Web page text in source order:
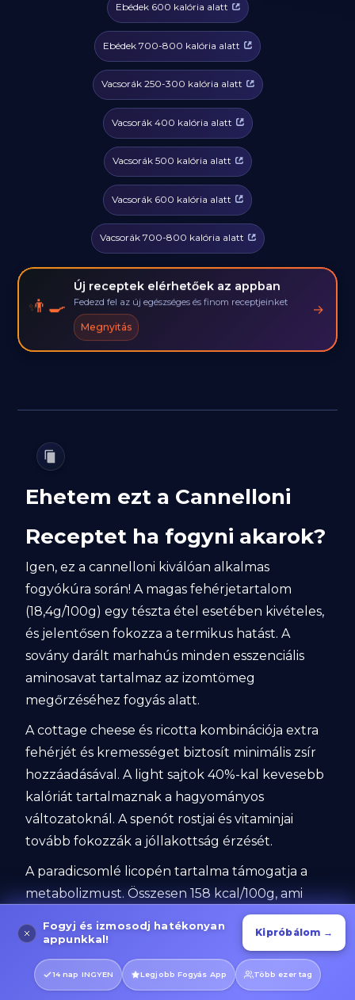
Ebédek 600 kalória alatt
Ebédek 700-800 kalória alatt
Vacsorák 250-300 kalória alatt
Vacsorák 400 kalória alatt
Vacsorák 500 kalória alatt
Vacsorák 600 kalória alatt
Vacsorák 700-800 kalória alatt
👨‍🍳
Új receptek elérhetőek az appban
Fedezd fel az új egészséges és finom receptjeinket
Megnyitás
→
Ehetem ezt a Cannelloni
Receptet ha fogyni akarok?
Igen, ez a cannelloni kiválóan alkalmas
fogyókúra során! A magas fehérjetartalom
(18,4g/100g) egy tészta étel esetében kivételes,
és jelentősen fokozza a termikus hatást. A
sovány darált marhahús minden esszenciális
aminosavat tartalmaz az izomtömeg
megőrzéséhez fogyás alatt.
A cottage cheese és ricotta kombinációja extra
fehérjét és kremességet biztosít minimális zsír
hozzáadásával. A light sajtok 40%-kal kevesebb
kalóriát tartalmaznak a hagyományos
változatoknál. A spenót rostjai és vitaminjai
tovább fokozzák a jóllakottság érzését.
A paradicsomlé licopén tartalma támogatja a
metabolizmust. Összesen 158 kcal/100g, ami
alacsony egy ilyen gazdag és kielégítő comfort
food-hoz. A cannelloni természete lehetővé
teszi a pontos adag-kontrollt. A magas fehérje-
és mérsékelt szénhidráttartalom stabilizálja a
Fogyj és izmosodj hatékonyan
appunkkal!
Kipróbálom →
14 nap INGYEN Legjobb Fogyás App Több ezer tag